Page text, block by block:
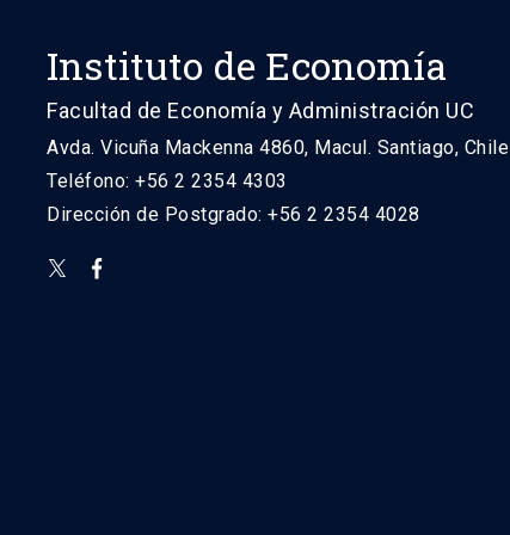
Instituto de Economía
Facultad de Economía y Administración UC
Avda. Vicuña Mackenna 4860, Macul. Santiago, Chile
Teléfono: +56 2 2354 4303
Dirección de Postgrado: +56 2 2354 4028